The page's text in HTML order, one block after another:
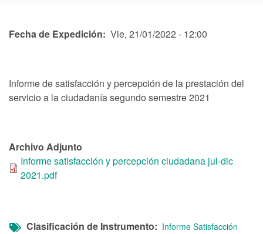
Fecha de Expedición Vie, 21/01/2022 - 12:00
Informe de satisfacción y percepción de la prestación del
servicio a la ciudadanía segundo semestre 2021
Archivo Adjunto
Informe satisfacción y percepción ciudadana jul-dic
2021.pdf
Clasificación de Instrumento Informe Satisfacción